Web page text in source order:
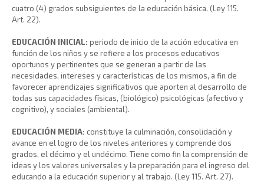
cuatro (4) grados subsiguientes de la educación básica. (Ley 115.
Art. 22).
EDUCACIÓN INICIAL: periodo de inicio de la acción educativa en
función de los niños y se refiere a los procesos educativos
oportunos y pertinentes que se generan a partir de las
necesidades, intereses y características de los mismos, a fin de
favorecer aprendizajes significativos que aporten al desarrollo de
todas sus capacidades físicas, (biológico) psicológicas (afectivo y
cognitivo), y sociales (ambiental).
EDUCACIÓN MEDIA: constituye la culminación, consolidación y
avance en el logro de los niveles anteriores y comprende dos
grados, el décimo y el undécimo. Tiene como fin la comprensión de
ideas y los valores universales y la preparación para el ingreso del
educando a la educación superior y al trabajo. (Ley 115. Art. 27).